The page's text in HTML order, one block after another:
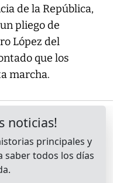
de la República,
pliego de
López del
que los
marcha.